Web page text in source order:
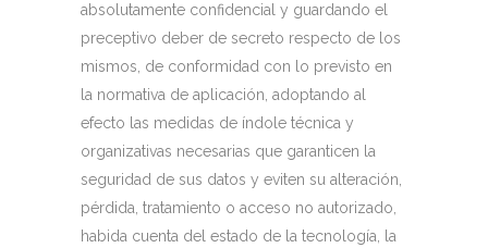
absolutamente confidencial y guardando el
preceptivo deber de secreto respecto de los
mismos, de conformidad con lo previsto en
la normativa de aplicación, adoptando al
efecto las medidas de índole técnica y
organizativas necesarias que garanticen la
seguridad de sus datos y eviten su alteración,
pérdida, tratamiento o acceso no autorizado,
habida cuenta del estado de la tecnología, la